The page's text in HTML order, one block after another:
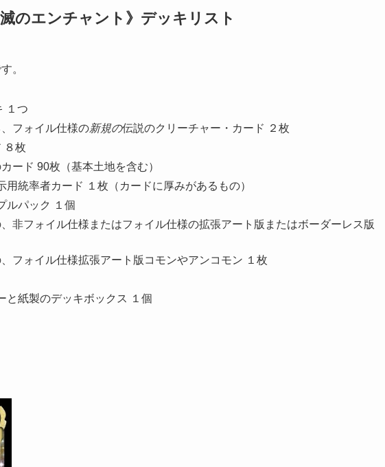
のエンチャント》デッキリスト
。
１つ
フォイル仕様の新規の伝説のクリーチャー・カード ２枚
８枚
ード 90枚（基本土地を含む）
統率者カード １枚（カードに厚みがあるもの）
ルパック １個
非フォイル仕様またはフォイル仕様の拡張アート版またはボーダーレス版
フォイル仕様拡張アート版コモンやアンコモン １枚
と紙製のデッキボックス １個